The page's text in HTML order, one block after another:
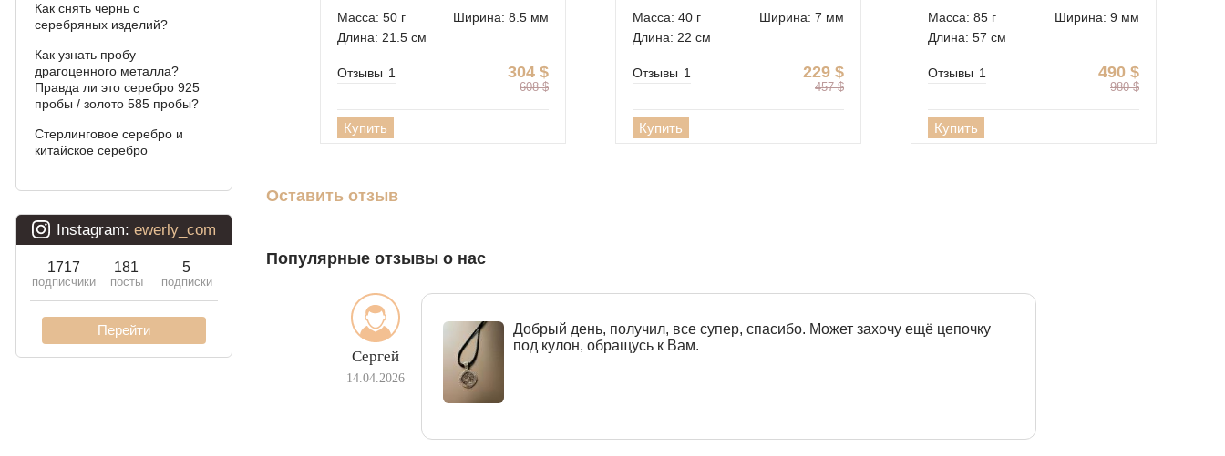
Арабский бисмарк с
камнями
Фараон (двойное
якорное)
Двойной ручеёк (чайка)
Двойной рамзес
панцирное)
Кардинал (Питон,
Как снять чернь с
серебряных изделий?
Как узнать пробу
драгоценного металла?
Правда ли это серебро 925
пробы / золото 585 пробы?
Стерлинговое серебро и
китайское серебро
Масса: 50 г
Ширина: 8.5 мм
Длина: 21.5 см
304 $
608 $
Отзывы 1
Купить
Масса: 40 г
Ширина: 7 мм
Длина: 22 см
229 $
457 $
Отзывы 1
Купить
Масса: 85 г
Ширина: 9 мм
Длина: 57 см
490 $
980 $
Отзывы 1
Купить
Оставить отзыв
Популярные отзывы о нас
Сергей
14.04.2026
Добрый день, получил, все супер, спасибо. Может захочу ещё цепочку
под кулон, обращусь к Вам.